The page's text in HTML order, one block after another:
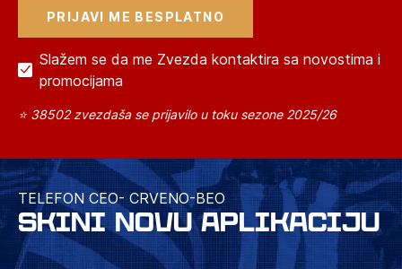
Slažem se da me Zvezda kontaktira sa novostima i
promocijama
⭐ 38502 zvezdaša se prijavilo u toku sezone 2025/26
TELEFON CEO- CRVENO-BEO
SKINI NOVU APLIKACIJU